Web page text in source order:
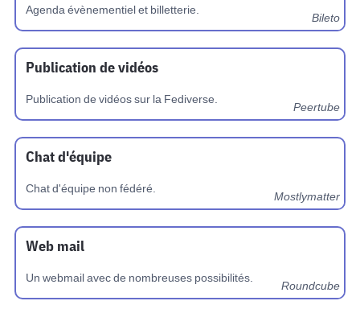
Bileto
Agenda évènementiel et billetterie.
Publication de vidéos
Peertube
Publication de vidéos sur la Fediverse.
Chat d'équipe
Mostlymatter
Chat d'équipe non fédéré.
Web mail
Roundcube
Un webmail avec de nombreuses possibilités.